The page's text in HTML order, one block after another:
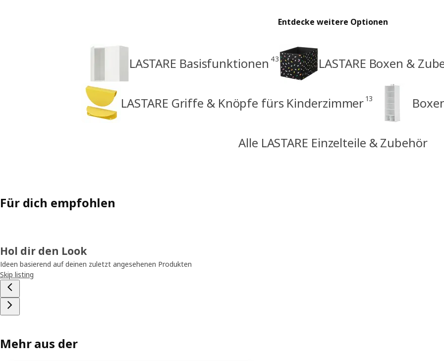
Entdecke weitere Optionen
LASTARE Basisfunktionen 43 LASTARE Boxen &
LASTARE Griffe & Knöpfe fürs Kinderzimmer 13
Alle LASTARE Einzelteile & Zubehör
Für dich empfohlen
Hol dir den Look
Ideen basierend auf deinen zuletzt angesehenen Produkten
Skip listing
Mehr aus der